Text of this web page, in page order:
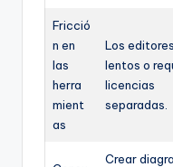
Fricció
n en
las
herra
mient
as
Los
lentos o
licencias
separadas.
Crear